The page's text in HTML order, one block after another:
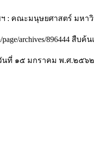
: คณะมนุษยศาสตร์ มหา
archives/896444 สื
วันที่ ๑๕ มกราคม พ.ศ.๒๕๖๒